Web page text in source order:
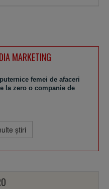
MARKETING
femei de afaceri
la zero o companie de
ştiri